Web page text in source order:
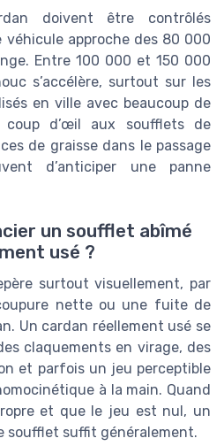
doivent être contrôlés
approche des 80 000
Entre 100 000 et 150 000
s’accélère, surtout sur les
en ville avec beaucoup de
coup d’œil aux soufflets de
de graisse dans le passage
d’anticiper une panne
un soufflet abîmé
usé ?
surtout visuellement, par
nette ou une fuite de
Un cardan réellement usé se
claquements en virage, des
et parfois un jeu perceptible
à la main. Quand
et que le jeu est nul, un
soufflet suffit généralement.